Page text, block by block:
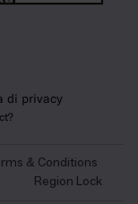
di privacy
& Conditions
Region Lock